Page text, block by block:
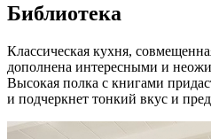
Библиотека
Классическая кухня,
дополнена интересными и
Высокая полка с книгами
и подчеркнет тонкий вкус и